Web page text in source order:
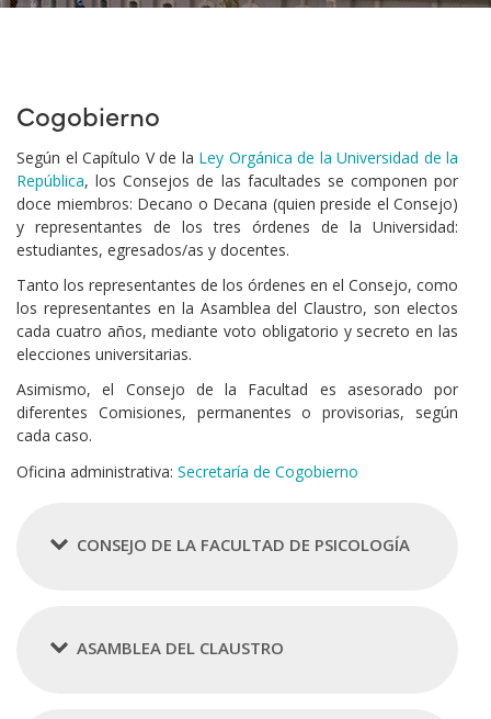
Cogobierno
Según el Capítulo V de la Ley Orgánica de la Universidad de la
República, los Consejos de las facultades se componen por
doce miembros: Decano o Decana (quien preside el Consejo)
y representantes de los tres órdenes de la Universidad:
estudiantes, egresados/as y docentes.
Tanto los representantes de los órdenes en el Consejo, como
los representantes en la Asamblea del Claustro, son electos
cada cuatro años, mediante voto obligatorio y secreto en las
elecciones universitarias.
Asimismo, el Consejo de la Facultad es asesorado por
diferentes Comisiones, permanentes o provisorias, según
cada caso.
Oficina administrativa: Secretaría de Cogobierno
CONSEJO DE LA FACULTAD DE PSICOLOGÍA
ASAMBLEA DEL CLAUSTRO